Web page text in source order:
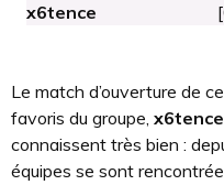
x6tence
Le match d’ouverture de
favoris du groupe, x6tence
connaissent très bien :
équipes se sont